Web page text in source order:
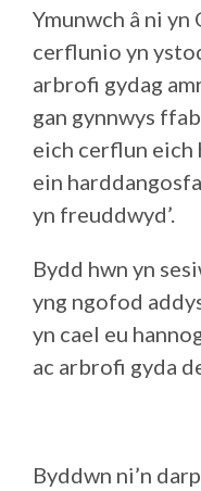
Ymunwch â ni
cerflunio yn
arbrofi gydag
gan gynnwys
eich cerflun eich
ein
yn freuddwyd’.
Bydd hwn yn
yng ngofod
yn cael eu
ac arbrofi gyda
Byddwn ni’n